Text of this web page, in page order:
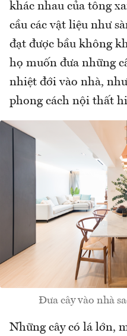
khác nhau của tông
cầu các vật liệu như
đạt được bầu không
họ muốn đưa những
nhiệt đới vào nhà,
phong cách nội thất
Đưa cây vào nhà
Những cây có lá lớn,